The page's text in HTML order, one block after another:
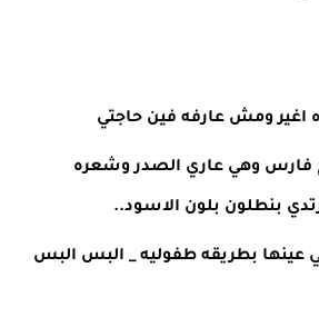
اغير ومش عارفه فين حاجتي
بنطلون بلون الاسود..